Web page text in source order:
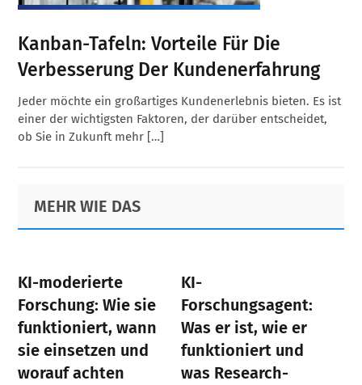
Kanban-Tafeln: Vorteile Für Die
Verbesserung Der Kundenerfahrung
Jeder möchte ein großartiges Kundenerlebnis bieten. Es ist
einer der wichtigsten Faktoren, der darüber entscheidet,
ob Sie in Zukunft mehr […]
Primary
Sidebar
Footer
MEHR WIE DAS
KI-moderierte
Forschung: Wie sie
funktioniert, wann
sie einsetzen und
worauf achten
KI-
Forschungsagent:
Was er ist, wie er
funktioniert und
was Research-